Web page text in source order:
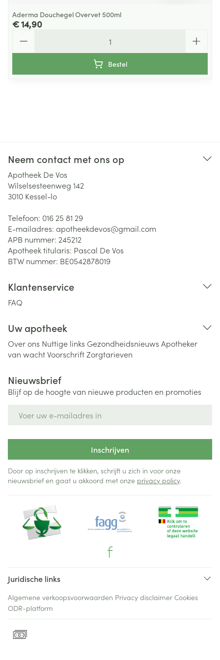
Aderma Douchegel Overvet 500ml
€ 14,90
Bestel
Neem contact met ons op
Apotheek De Vos
Wilselsesteenweg 142
3010 Kessel-lo
Telefoon: 016 25 81 29
E-mailadres: apotheekdevos@gmail.com
APB nummer: 245212
Apotheek titularis: Pascal De Vos
BTW nummer: BE0542878019
Klantenservice
FAQ
Uw apotheek
Over ons Nuttige links Gezondheidsnieuws Apotheker
van wachtVoorschriftZorgtarieven
Nieuwsbrief
Blijf op de hoogte van nieuwe producten en promoties
Inschrijven
Door op inschrijven te klikken, schrijft u zich in voor onze
nieuwsbrief en gaat u akkoord met onze privacy policy.
Juridische links
Algemene verkoopsvoorwaarden Privacy disclaimer Cookies
ODR-platform